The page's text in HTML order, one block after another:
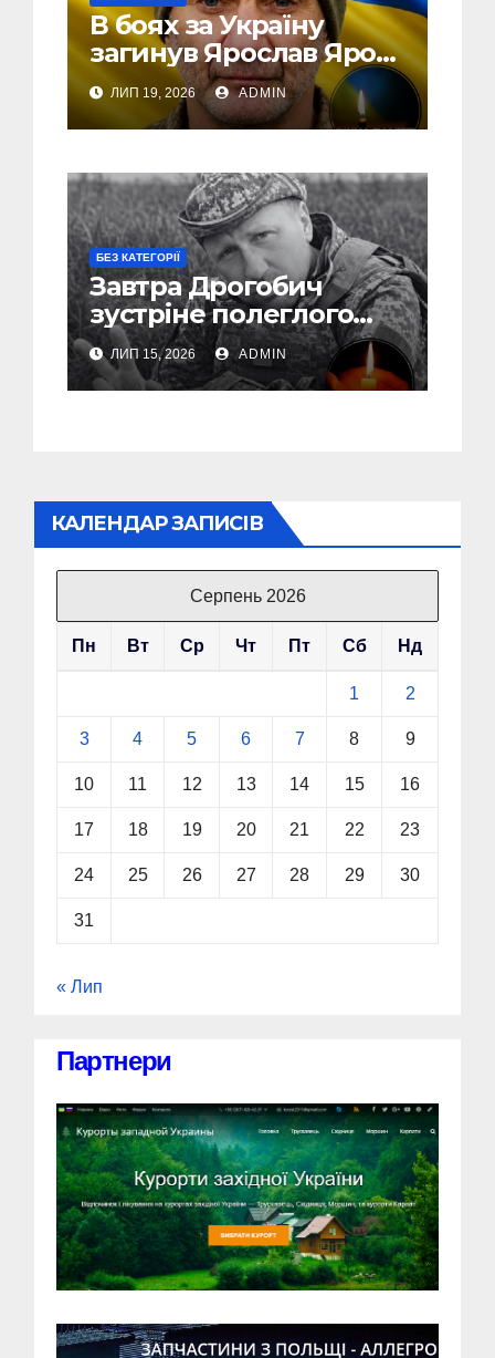
В боях за Україну
загинув Ярослав Ярош
з Борислава
ЛИП 19, 2026 ADMIN
БЕЗ КАТЕГОРІЇ
Завтра Дрогобич
зустріне полеглого
захисника Романа
Міштурака
ЛИП 15, 2026 ADMIN
КАЛЕНДАР ЗАПИСІВ
Серпень 2026
Пн Вт Ср Чт Пт Сб Нд
1 2
3 4 5 6 7 8 9
10 11 12 13 14 15 16
17 18 19 20 21 22 23
24 25 26 27 28 29 30
31
« Лип
Партнери